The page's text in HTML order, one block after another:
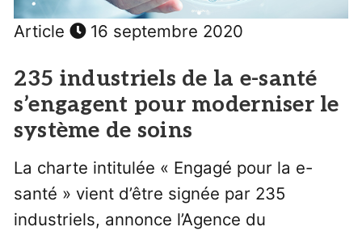
Article 16 septembre 2020
235 industriels de la e-santé
s’engagent pour moderniser le
système de soins
La charte intitulée « Engagé pour la e-
santé » vient d’être signée par 235
industriels, annonce l’Agence du